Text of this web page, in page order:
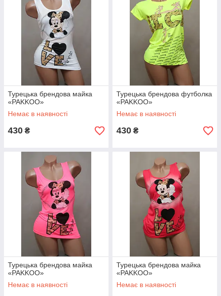
Турецька брендова майка
«PAKKOO»
Немає в наявності
430 ₴
Турецька брендова футболка
«PAKKOO»
Немає в наявності
430 ₴
Турецька брендова майка
«PAKKOO»
Немає в наявності
Турецька брендова майка
«PAKKOO»
Немає в наявності